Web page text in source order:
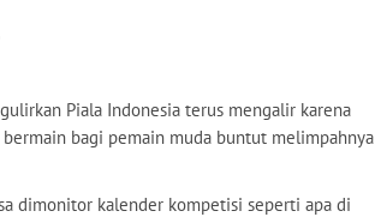
Piala Indonesia terus mengalir karena
bagi pemain muda buntut melimpahnya
dimonitor kalender kompetisi seperti apa di